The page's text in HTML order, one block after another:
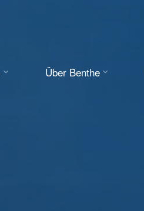
Über Benthe